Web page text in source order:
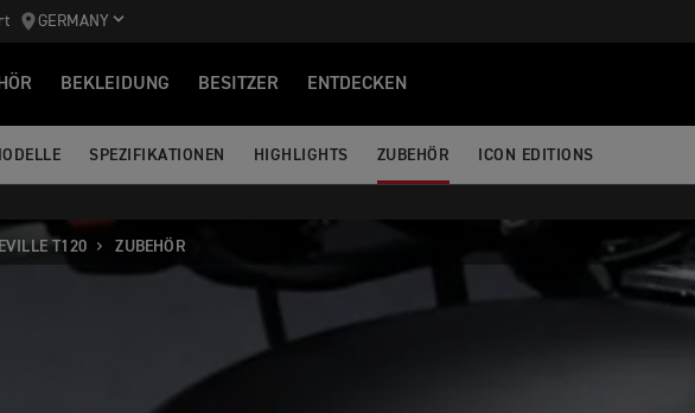
GERMANY
BEKLEIDUNG BESITZER ENTDECKEN
SPEZIFIKATIONEN HIGHLIGHTS ZUBEHÖR ICON EDITIONS
T120 ZUBEHÖR